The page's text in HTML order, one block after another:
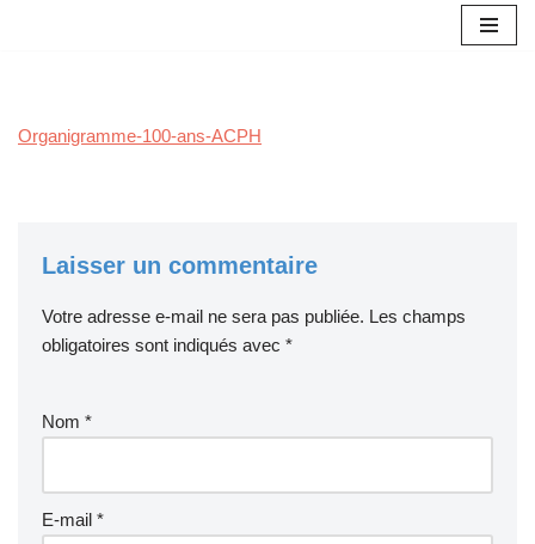
Organigramme-100-ans-ACPH
Laisser un commentaire
Votre adresse e-mail ne sera pas publiée. Les champs
obligatoires sont indiqués avec *
Nom *
E-mail *